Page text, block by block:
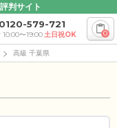
判サイト
0120-579-721
10:00〜19:00土日祝OK 0
高級 千葉県